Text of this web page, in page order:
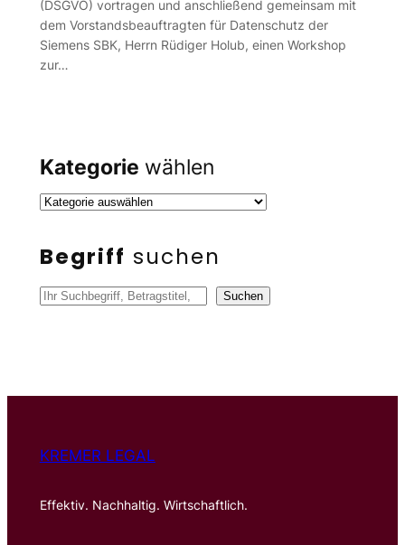
(DSGVO) vortragen und anschließend gemeinsam mit
dem Vorstandsbeauftragten für Datenschutz der
Siemens SBK, Herrn Rüdiger Holub, einen Workshop
zur…
Kategorie wählen
Begriff suchen
S
n
Suchen
KREMER LEGAL
Effektiv. Nachhaltig. Wirtschaftlich.